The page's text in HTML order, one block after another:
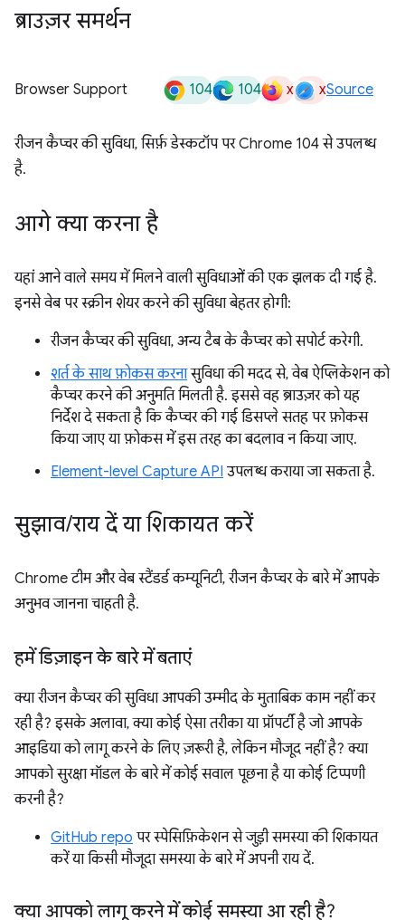
ब्राउज़र समर्थन
Browser Support 104 104 x xSource
रीजन कैप्चर की सुविधा, सिर्फ़ डेस्कटॉप पर Chrome 104 से उपलब्ध
है.
आगे क्या करना है
यहां आने वाले समय में मिलने वाली सुविधाओं की एक झलक दी गई है.
इनसे वेब पर स्क्रीन शेयर करने की सुविधा बेहतर होगी:
रीजन कैप्चर की सुविधा, अन्य टैब के कैप्चर को सपोर्ट करेगी.
शर्त के साथ फ़ोकस करनासुविधा की मदद से, वेब ऐप्लिकेशन को
कैप्चर करने की अनुमति मिलती है. इससे वह ब्राउज़र को यह
निर्देश दे सकता है कि कैप्चर की गई डिसप्ले सतह पर फ़ोकस
किया जाए या फ़ोकस में इस तरह का बदलाव न किया जाए.
Element-level Capture API उपलब्ध कराया जा सकता है.
सुझाव/राय दें या शिकायत करें
Chrome टीम और वेब स्टैंडर्ड कम्यूनिटी, रीजन कैप्चर के बारे में आपके
अनुभव जानना चाहती है.
हमें डिज़ाइन के बारे में बताएं
क्या रीजन कैप्चर की सुविधा आपकी उम्मीद के मुताबिक काम नहीं कर
रही है? इसके अलावा, क्या कोई ऐसा तरीका या प्रॉपर्टी है जो आपके
आइडिया को लागू करने के लिए ज़रूरी है, लेकिन मौजूद नहीं है? क्या
आपको सुरक्षा मॉडल के बारे में कोई सवाल पूछना है या कोई टिप्पणी
करनी है?
GitHub repo पर स्पेसिफ़िकेशन से जुड़ी समस्या की शिकायत
करें या किसी मौजूदा समस्या के बारे में अपनी राय दें.
क्या आपको लागू करने में कोई समस्या आ रही है?